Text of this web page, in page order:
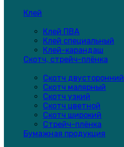
Клей
Клей ПВА
Клей специальный
Клей-карандаш
Скотч, стрейч-плёнка
Скотч двусторонний
Скотч малярный
Скотч узкий
Скотч цветной
Скотч широкий
Стрейч-плёнка
Бумажная продукция